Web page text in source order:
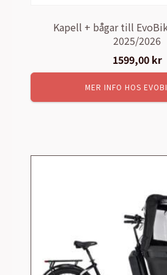
Kapell + bågar till
2025/2026
1599,00 kr
MER INFO HOS